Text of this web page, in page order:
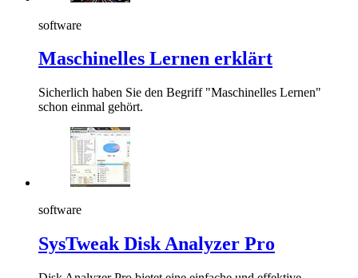
software
Maschinelles Lernen erklärt
Sicherlich haben Sie den Begriff "Maschinelles Lernen"
schon einmal gehört.
software
SysTweak Disk Analyzer Pro